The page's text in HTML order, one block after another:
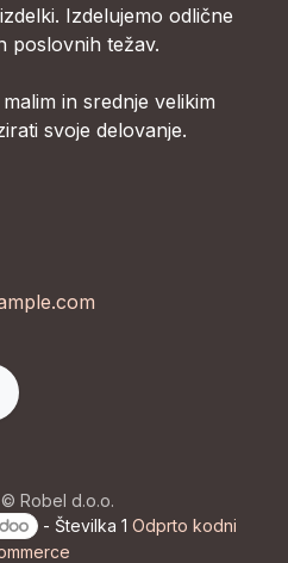
Izdelujemo odlične
poslovnih težav.
in srednje velikim
svoje delovanje.
Robel d.o.o.
- Številka 1 Odprto kodni